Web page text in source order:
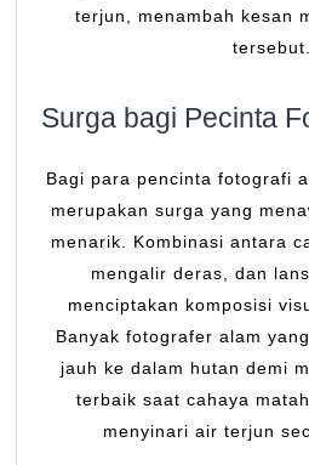
terjun, menambah kesan
tersebut.
Surga bagi Pecinta
Bagi para pencinta fotografi
merupakan surga yang
menarik. Kombinasi antara
mengalir deras, dan
menciptakan komposisi
Banyak fotografer alam
jauh ke dalam hutan demi
terbaik saat cahaya
menyinari air terjun